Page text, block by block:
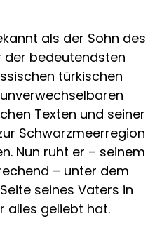
als der Sohn des
der bedeutendsten
türkischen
Texten und seiner
Schwarzmeerregion
Nun ruht er – seinem
– unter dem
seines Vaters in
alles geliebt hat.